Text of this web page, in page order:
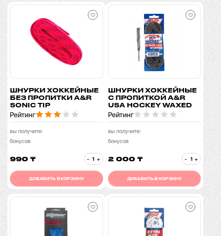
ШНУРКИ ХОККЕЙНЫЕ
БЕЗ ПРОПИТКИ A&R
SONIC TIP
Рейтинг
вы получите:
бонусов
990 ₸ - +
ДОБАВИТЬ В КОРЗИНУ
ШНУРКИ ХОККЕЙНЫЕ
С ПРОПИТКОЙ A&R
USA HOCKEY WAXED
Рейтинг
вы получите:
бонусов
2 000 ₸ - +
ДОБАВИТЬ В КОРЗИНУ